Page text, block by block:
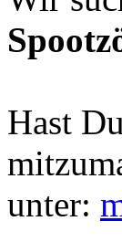
Hast
unter: